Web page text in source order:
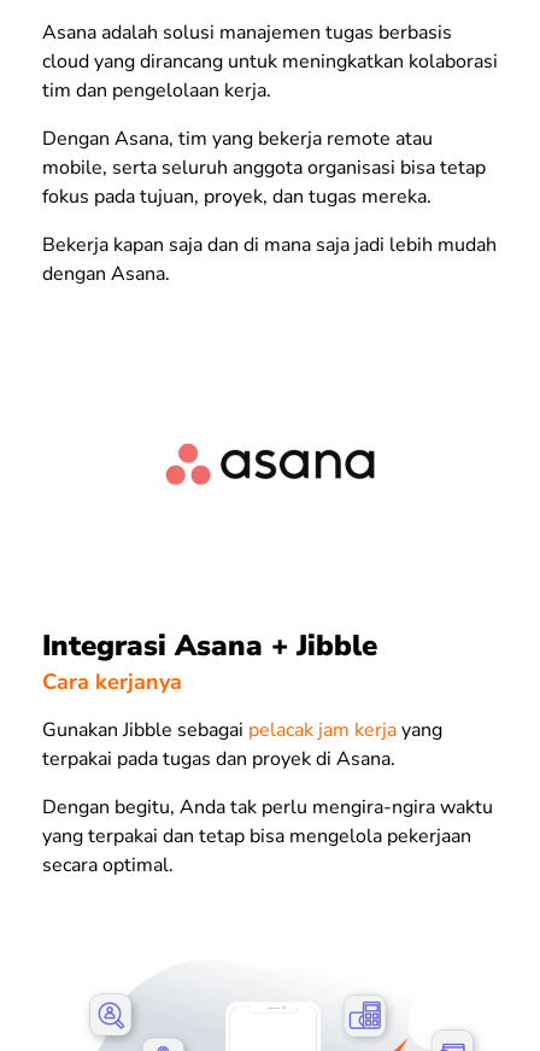
Asana adalah solusi manajemen tugas berbasis
cloudyang dirancang untuk meningkatkan kolaborasi
tim dan pengelolaan kerja.
Dengan Asana, tim yang bekerja remote atau
mobile, serta seluruh anggota organisasi bisa tetap
fokus pada tujuan, proyek, dan tugas mereka.
Bekerja kapan saja dan di mana saja jadi lebih mudah
dengan Asana.
Integrasi Asana + Jibble
Cara kerjanya
Gunakan Jibble sebagai pelacak jam kerjayang
terpakai pada tugas dan proyek di Asana.
Dengan begitu, Anda tak perlu mengira-ngira waktu
yang terpakai dan tetap bisa mengelola pekerjaan
secara optimal.